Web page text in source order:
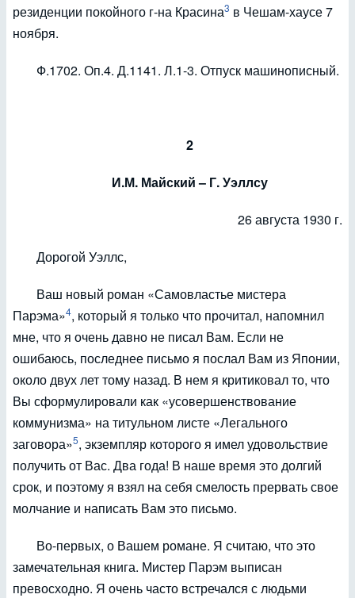
резиденции покойного г-на Красина3 в Чешам-хаусе 7
ноября.
Ф.1702. Оп.4. Д.1141. Л.1-3. Отпуск машинописный.
2
И.М. Майский – Г. Уэллсу
26 августа 1930 г.
Дорогой Уэллс,
Ваш новый роман «Самовластье мистера
Парэма»4, который я только что прочитал, напомнил
мне, что я очень давно не писал Вам. Если не
ошибаюсь, последнее письмо я послал Вам из Японии,
около двух лет тому назад. В нем я критиковал то, что
Вы сформулировали как «усовершенствование
коммунизма» на титульном листе «Легального
заговора»5, экземпляр которого я имел удовольствие
получить от Вас. Два года! В наше время это долгий
срок, и поэтому я взял на себя смелость прервать свое
молчание и написать Вам это письмо.
Во-первых, о Вашем романе. Я считаю, что это
замечательная книга. Мистер Парэм выписан
превосходно. Я очень часто встречался с людьми